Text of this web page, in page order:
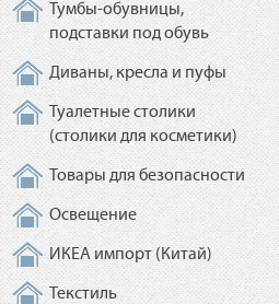
Тумбы-обувницы,
подставки под обувь
Диваны, кресла и пуфы
Туалетные столики
(столики для косметики)
Товары для безопасности
Освещение
ИКЕА импорт (Китай)
Текстиль